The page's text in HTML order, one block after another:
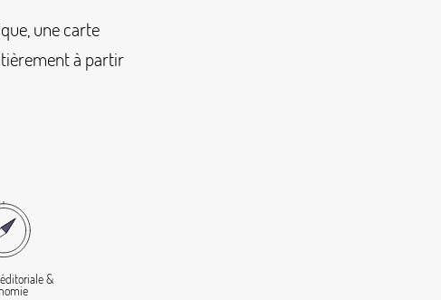
une carte
à partir
&